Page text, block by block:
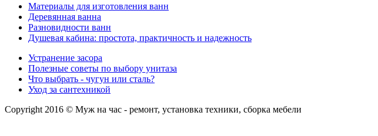
Материалы для изготовления ванн
Деревянная ванна
Разновидности ванн
Душевая кабина: простота, практичность и надежность
Устранение засора
Полезные советы по выбору унитаза
Что выбрать - чугун или сталь?
Уход за сантехникой
Copyright 2016 © Муж на час - ремонт, установка техники, сборка мебели